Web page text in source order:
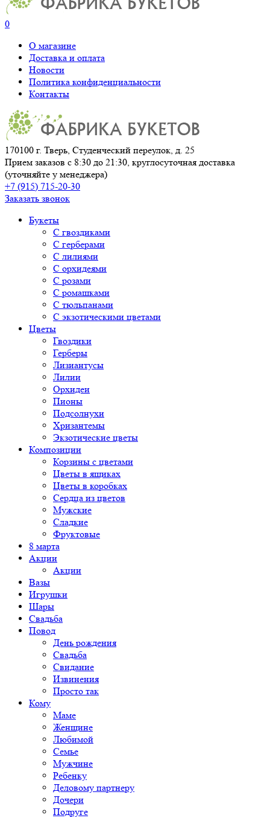
0
О магазине
Доставка и оплата
Новости
Политика конфиденциальности
Контакты
170100 г. Тверь, Студенческий переулок, д. 25
Прием заказов с 8:30 до 21:30, круглосуточная доставка
(уточняйте у менеджера)
+7 (915) 715-20-30
Заказать звонок
Букеты
С гвоздиками
С герберами
С лилиями
С орхидеями
С розами
С ромашками
С тюльпанами
С экзотическими цветами
Цветы
Гвоздики
Герберы
Лизиантусы
Лилии
Орхидеи
Пионы
Подсолнухи
Хризантемы
Экзотические цветы
Композиции
Корзины с цветами
Цветы в ящиках
Цветы в коробках
Сердца из цветов
Мужские
Сладкие
Фруктовые
8 марта
Акции
Акции
Вазы
Игрушки
Шары
Свадьба
Повод
День рождения
Свадьба
Свидание
Извинения
Просто так
Кому
Маме
Женщине
Любимой
Семье
Мужчине
Ребенку
Деловому партнеру
Дочери
Подруге